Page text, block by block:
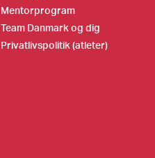
Mentorprogram
Team Danmark og dig
Privatlivspolitik (atleter)